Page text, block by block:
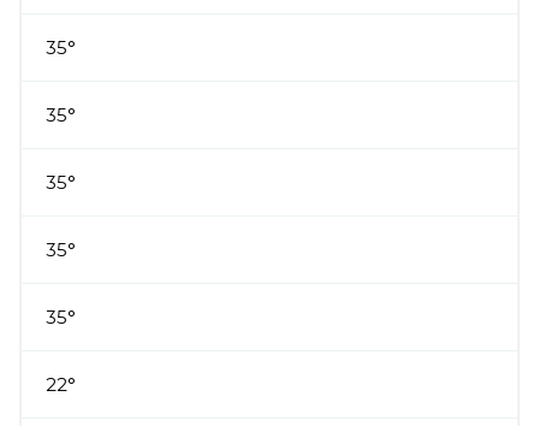
35°
35°
35°
35°
35°
22°